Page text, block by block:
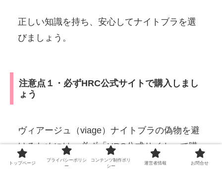
正しい知識を持ち、安心してナイトブラを選
びましょう。
注意点１・必ずHRC公式サイトで購入しまし
ょう
ヴィアージュ（viage）ナイトブラの偽物を避
けるためには、必ず「HRC公式サイト」で購
入することが最も確実な方法です。
トップページ
プライバシーポリシ
ー
コンテンツ制作ポリ
シー
運営者情報 お問合せ